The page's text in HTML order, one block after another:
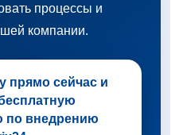
процессы и
компании.
прямо сейчас и
по внедрению